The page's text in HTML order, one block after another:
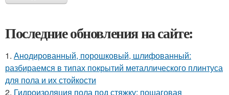
Последние обновления на сайте:
1. Анодированный, порошковый, шлифованный:
разбираемся в типах покрытий металлического плинтуса
для пола и их стойкости
2. Гидроизоляция пола под стяжку: пошаговая